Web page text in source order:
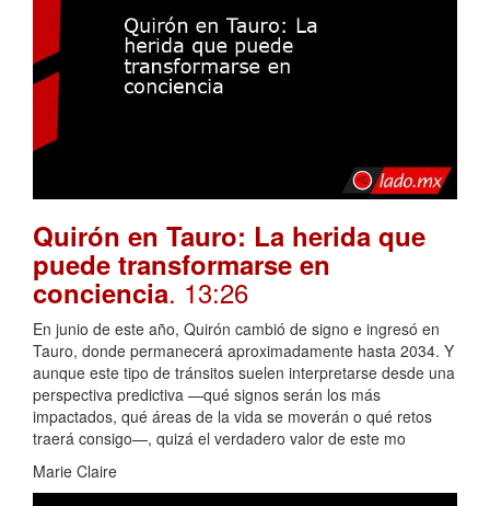
Quirón en Tauro: La herida que
puede transformarse en
conciencia. 13:26
En junio de este año, Quirón cambió de signo e ingresó en
Tauro, donde permanecerá aproximadamente hasta 2034. Y
aunque este tipo de tránsitos suelen interpretarse desde una
perspectiva predictiva —qué signos serán los más
impactados, qué áreas de la vida se moverán o qué retos
traerá consigo—, quizá el verdadero valor de este mo
Marie Claire